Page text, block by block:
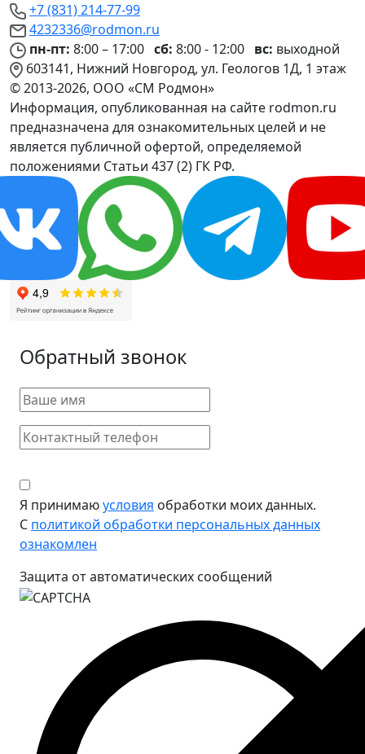
+7 (831) 214-77-99
4232336@rodmon.ru
пн-пт: 8:00 – 17:00 сб: 8:00 - 12:00 вс: выходной
603141, Нижний Новгород, ул. Геологов 1Д, 1 этаж
© 2013-2026, ООО «СМ Родмон»
Информация, опубликованная на сайте rodmon.ru
предназначена для ознакомительных целей и не
является публичной офертой, определяемой
положениями Статьи 437 (2) ГК РФ.
Обратный звонок
Я принимаюусловия обработки моих данных.
С политикой обработки персональных данных
ознакомлен
Защита от автоматических сообщений